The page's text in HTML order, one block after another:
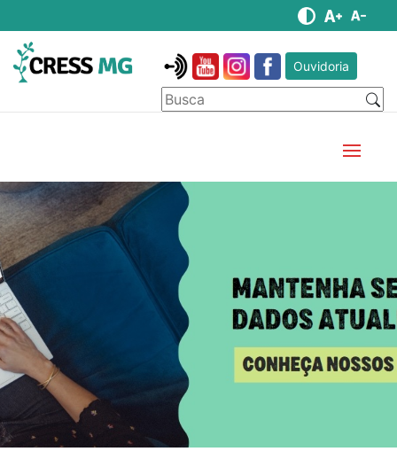
Ouvidoria